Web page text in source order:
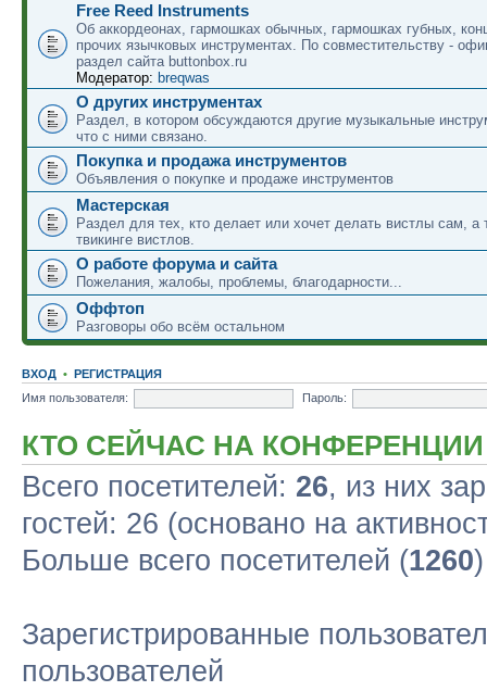
Free Reed Instruments
Об аккордеонах, гармошках обычных, гармошках губных,
прочих язычковых инструментах. По совместительству -
раздел сайта buttonbox.ru
Модератор: breqwas
О других инструментах
Раздел, в котором обсуждаются другие музыкальные
что с ними связано.
Покупка и продажа инструментов
Объявления о покупке и продаже инструментов
Мастерская
Раздел для тех, кто делает или хочет делать вистлы сам, а
твикинге вистлов.
О работе форума и сайта
Пожелания, жалобы, проблемы, благодарности...
Оффтоп
Разговоры обо всём остальном
ВХОД • РЕГИСТРАЦИЯ
Имя пользователя:
Пароль:
КТО СЕЙЧАС НА КОНФЕРЕНЦИИ
Всего посетителей: 26, из них
гостей: 26 (основано на
Больше всего посетителей (1260
Зарегистрированные
пользователей